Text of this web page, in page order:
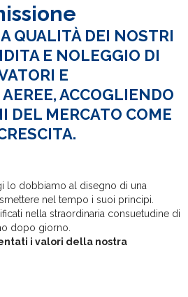
QUALITÀ DEI NOSTRI
E NOLEGGIO DI
E
ACCOGLIENDO
DEL MERCATO COME
lo dobbiamo al disegno di una
nel tempo i suoi principi.
nella straordinaria consuetudine di
dopo giorno.
i valori della nostra